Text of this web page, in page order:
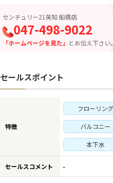
センチュリー21英知 船橋店
047-498-9022
「ホームページを見た」 とお伝え下さい
セールスポイント
特徴
フローリング
バルコニー
本下水
セールスコメント -